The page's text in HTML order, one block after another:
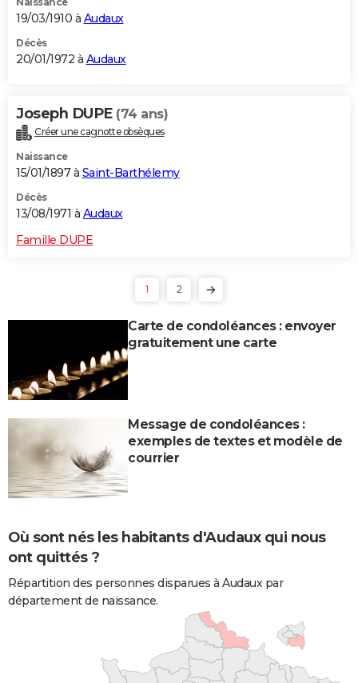
19/03/1910 à Audaux
Décès
20/01/1972 à Audaux
Joseph DUPE (74 ans)
Créer une cagnotte obsèques
Naissance
15/01/1897 à Saint-Barthélemy
Décès
13/08/1971 à Audaux
Famille DUPE
1 2
Carte de condoléances : envoyer
gratuitement une carte
Message de condoléances :
exemples de textes et modèle de
courrier
Où sont nés les habitants d'Audaux qui nous
ont quittés ?
Répartition des personnes disparues à Audaux par
département de naissance.